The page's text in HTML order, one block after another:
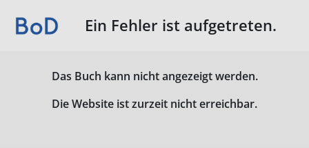
Ein Fehler ist aufgetreten.
Das Buch kann nicht angezeigt werden.
Die Website ist zurzeit nicht erreichbar.